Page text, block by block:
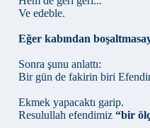
Ve edeble.
Eğer kabından
Sonra şunu anlattı:
Bir gün de fakirin biri
Ekmek yapacaktı garip.
Resulullah efendimiz “bir